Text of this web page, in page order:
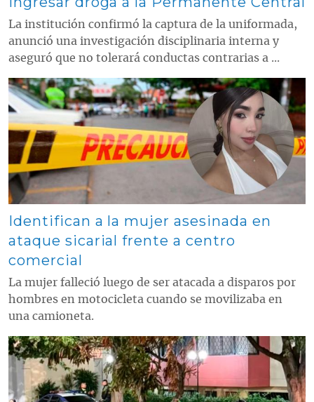
La institución confirmó la captura de la uniformada,
anunció una investigación disciplinaria interna y
aseguró que no tolerará conductas contrarias a ...
Contenido multimedia principal
Identifican a la mujer asesinada en
ataque sicarial frente a centro
comercial
La mujer falleció luego de ser atacada a disparos por
hombres en motocicleta cuando se movilizaba en
una camioneta.
Contenido multimedia principal